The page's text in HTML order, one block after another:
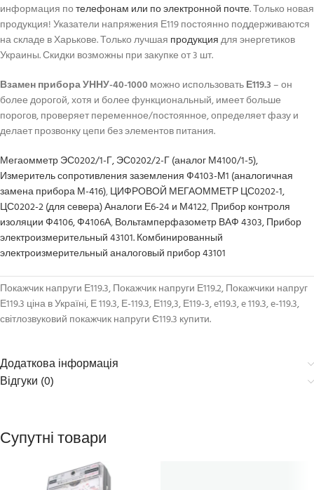
информация потелефонам или по электронной почте. Только новая
продукция! Указатели напряжения Е119 постоянно поддерживаются
на складе в Харькове. Только лучшая продукциядля энергетиков
Украины. Скидки возможны при закупке от 3 шт.
Взамен прибора УННУ-40-1000 можно использоватьЕ119.3– он
более дорогой, хотя и более функциональный, имеет больше
порогов, проверяет переменное/постоянное, определяет фазу и
делает прозвонку цепи без элементов питания.
Мегаомметр ЭС0202/1-Г, ЭС0202/2-Г (аналог М4100/1-5),
Измеритель сопротивления заземления Ф4103-М1 (аналогичная
замена прибора М-416),ЦИФРОВОЙ МЕГАОММЕТР ЦС0202-1,
ЦС0202-2 (для севера) Аналоги Е6-24 и М4122,Прибор контроля
изоляции Ф4106, Ф4106А,Вольтамперфазометр ВАФ 4303,Прибор
электроизмерительный 43101. Комбинированный
электроизмерительный аналоговый прибор 43101
Покажчик напруги Е119.3, Покажчик напруги Е119.2, Покажчики напруг
Е119.3 ціна в Україні, Е 119.3, Е-119.3, Е119,3, Е119-3, e119.3, e 119.3, e-119.3,
світлозвуковий покажчик напруги Є119.3 купити.
Додаткова інформація
Відгуки (0)
Супутні товари